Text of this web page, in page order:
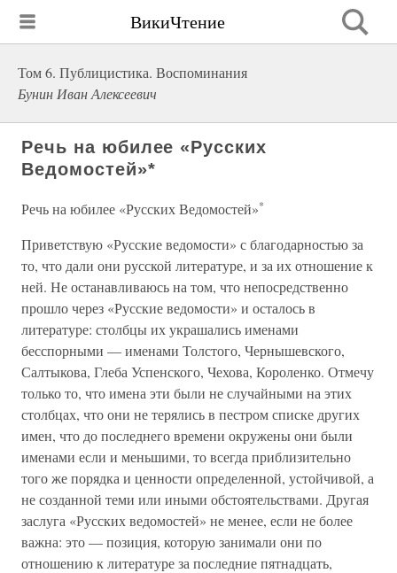
ВикиЧтение
Том 6. Публицистика. Воспоминания
Бунин Иван Алексеевич
Речь на юбилее «Русских
Ведомостей»*
Речь на юбилее «Русских Ведомостей»*
Приветствую «Русские ведомости» с благодарностью за
то, что дали они русской литературе, и за их отношение к
ней. Не останавливаюсь на том, что непосредственно
прошло через «Русские ведомости» и осталось в
литературе: столбцы их украшались именами
бесспорными — именами Толстого, Чернышевского,
Салтыкова, Глеба Успенского, Чехова, Короленко. Отмечу
только то, что имена эти были не случайными на этих
столбцах, что они не терялись в пестром списке других
имен, что до последнего времени окружены они были
именами если и меньшими, то всегда приблизительно
того же порядка и ценности определенной, устойчивой, а
не созданной теми или иными обстоятельствами. Другая
заслуга «Русских ведомостей» не менее, если не более
важна: это — позиция, которую занимали они по
отношению к литературе за последние пятнадцать,